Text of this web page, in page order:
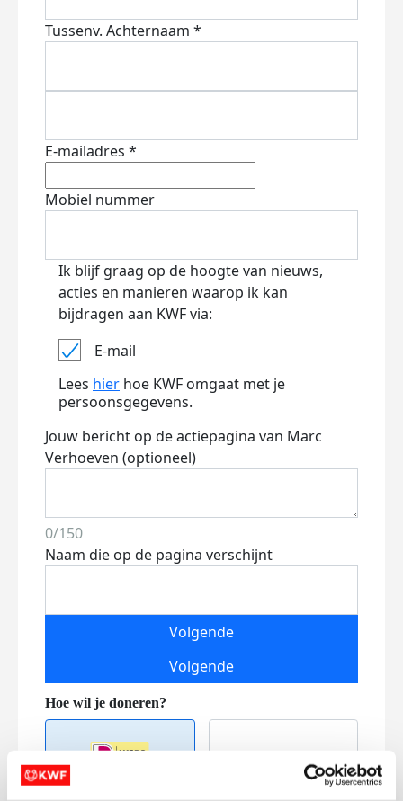
Tussenv. Achternaam *
E-mailadres *
Mobiel nummer
Ik blijf graag op de hoogte van nieuws,
acties en manieren waarop ik kan
bijdragen aan KWF via:
E-mail
Lees hier hoe KWF omgaat met je
persoonsgegevens.
Jouw bericht op de actiepagina van Marc
Verhoeven (optioneel)
0/150
Naam die op de pagina verschijnt
Volgende
Volgende